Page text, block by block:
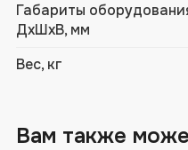
Габариты
ДхШхВ, мм
Вес, кг
Вам также